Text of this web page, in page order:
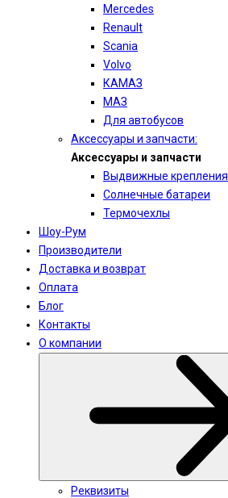
Mercedes
Renault
Scania
Volvo
КАМАЗ
МАЗ
Для автобусов
Аксессуары и запчасти:
Аксессуары и запчасти
Выдвижные крепления
Солнечные батареи
Термочехлы
Шоу-Рум
Производители
Доставка и возврат
Оплата
Блог
Контакты
О компании
Реквизиты